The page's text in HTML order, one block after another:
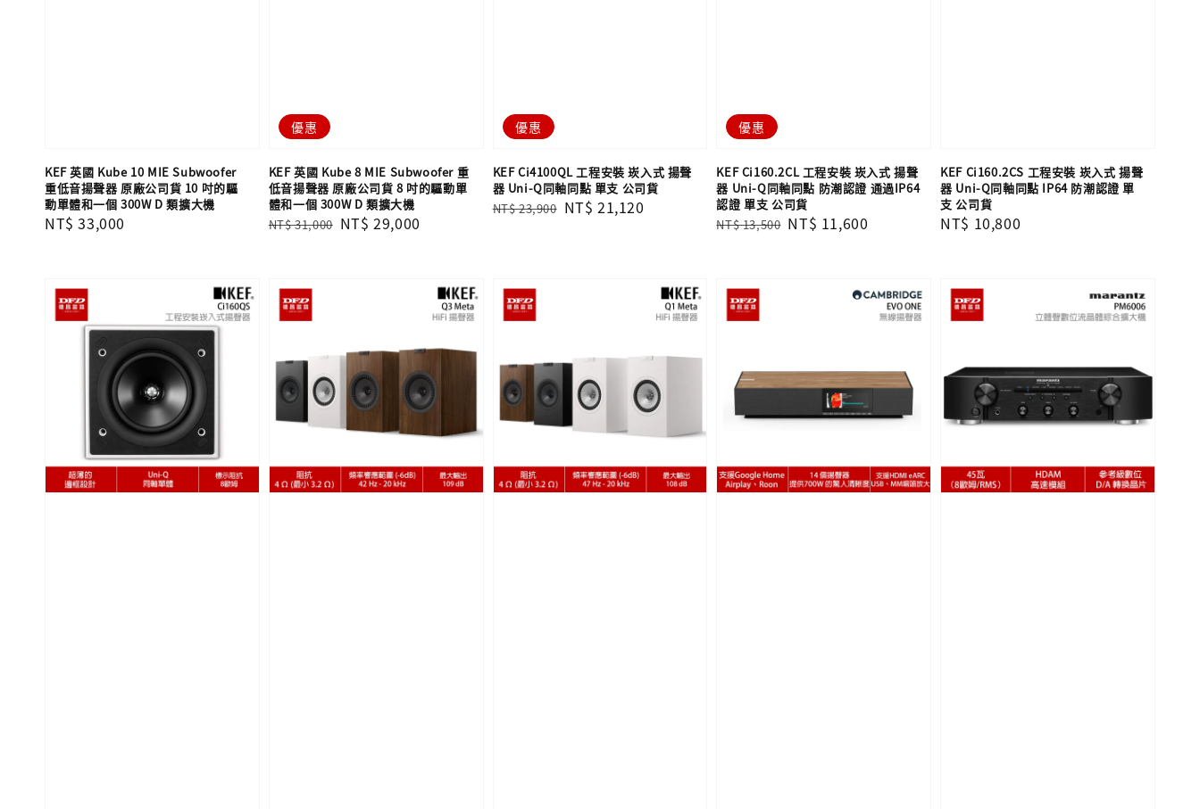
KEF 英國 Kube 10 MIE Subwoofer
重低音揚聲器 原廠公司貨 10 吋的驅
動單體和一個 300W D 類擴大機
Regular
NT$ 33,000
優惠
KEF 英國 Kube 8 MIE Subwoofer 重
低音揚聲器 原廠公司貨 8 吋的驅動單
體和一個 300W D 類擴大機
Regular
NT$ 31,000 Sale
NT$ 29,000
優惠
KEF Ci4100QL 工程安裝 崁入式 揚聲
器 Uni-Q同軸同點 單支​​​​​​​ 公司貨
Regular
NT$ 23,900 Sale
NT$ 21,120
優惠
KEF Ci160.2CL 工程安裝 崁入式 揚聲
器 Uni-Q同軸同點 防潮認證 通過IP64
認證 單支​​​​​​​ 公司貨
Regular
NT$ 13,500 Sale
NT$ 11,600
KEF Ci160.2CS 工程安裝 崁入式 揚聲
器 Uni-Q同軸同點 IP64 防潮認證 單
支​​​​​​​ 公司貨
Regular
NT$ 10,800